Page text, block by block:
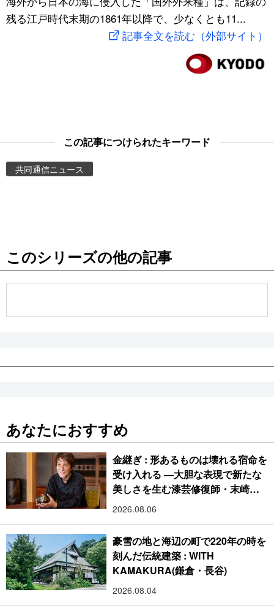
文化
動画/Live
お知らせ
スポーツ・東京2020
残る江戸時代末期の1861年以降で、少なくとも11...
記事全文を読む（外部サイト）
この記事につけられたキーワード
共同通信ニュース
このシリーズの他の記事
あなたにおすすめ
金継ぎ : 形あるものは壊れる宿命を
受け入れる ―大胆な表現で新たな
美しさを生む漆芸修復師・末崎広
樹
2026.08.06
豪雪の地と海辺の町で220年の時を
刻んだ伝統建築 : WITH
KAMAKURA(鎌倉・長谷)
2026.08.04